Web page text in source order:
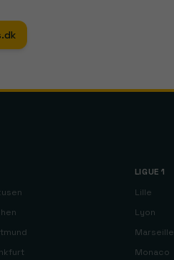
LIGUE 1
Lille
Lyon
Marseille
Monaco